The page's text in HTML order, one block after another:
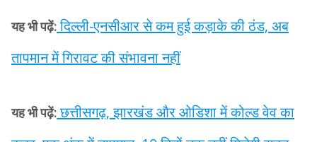
यह भी पढ़ें:दिल्ली-एनसीआर से कम हुई कड़ाके की ठंड, अब
तापमान में गिरावट की संभावना नहीं
यह भी पढ़ें:छत्तीसगढ़, झारखंड और ओडिशा में कोल्ड वेव का